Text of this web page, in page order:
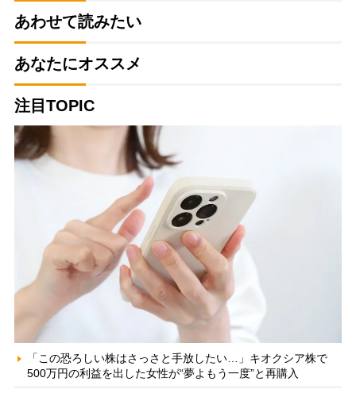
あわせて読みたい
あなたにオススメ
注目TOPIC
「この恐ろしい株はさっさと手放したい…」キオクシア株で
500万円の利益を出した女性が“夢よもう一度”と再購入